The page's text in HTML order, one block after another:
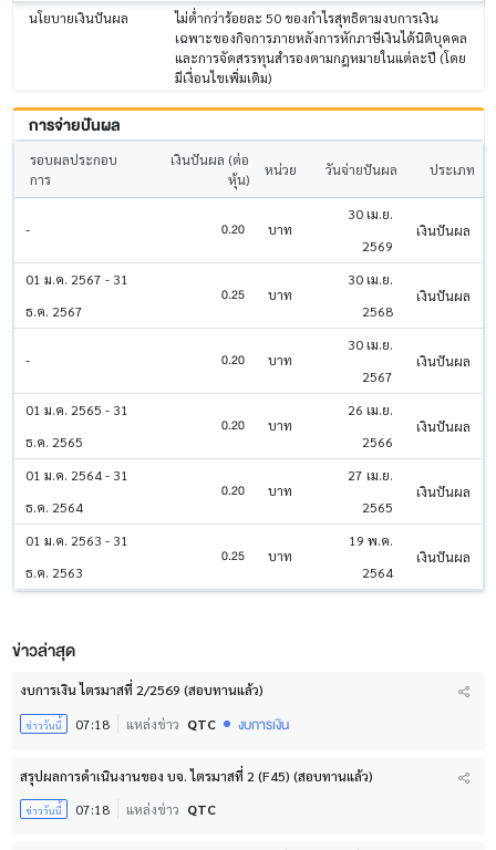
นโยบายเงินปันผล
ไม่ต่ำกว่าร้อยละ 50 ของกำไรสุทธิตามงบการเงิน
เฉพาะของกิจการภายหลังการหักภาษีเงินได้นิติบุคคล
และการจัดสรรทุนสำรองตามกฎหมายในแต่ละปี (โดย
มีเงื่อนไขเพิ่มเติม)
การจ่ายปันผล
รอบผลประกอบ
การ
เงินปันผล (ต่อ
หุ้น)
หน่วย วันจ่ายปันผล ประเภท
- 0.20 บาท
30 เม.ย.
2569
เงินปันผล
01 ม.ค. 2567 - 31
ธ.ค. 2567
0.25 บาท
30 เม.ย.
2568
เงินปันผล
- 0.20 บาท
30 เม.ย.
2567
เงินปันผล
01 ม.ค. 2565 - 31
ธ.ค. 2565
0.20 บาท
26 เม.ย.
2566
เงินปันผล
01 ม.ค. 2564 - 31
ธ.ค. 2564
0.20 บาท
27 เม.ย.
2565
เงินปันผล
01 ม.ค. 2563 - 31
ธ.ค. 2563
0.25 บาท
19 พ.ค.
2564
เงินปันผล
ข่าวล่าสุด
งบการเงิน ไตรมาสที่ 2/2569 (สอบทานแล้ว)
ข่าววันนี้ 07:18 แหล่งข่าว QTC งบการเงิน
สรุปผลการดำเนินงานของ บจ. ไตรมาสที่ 2 (F45) (สอบทานแล้ว)
ข่าววันนี้ 07:18 แหล่งข่าว QTC